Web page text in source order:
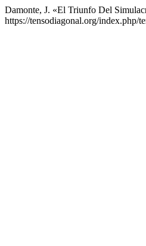
Damonte, J. «El Triunfo Del
https://tensodiagonal.org/index.php/